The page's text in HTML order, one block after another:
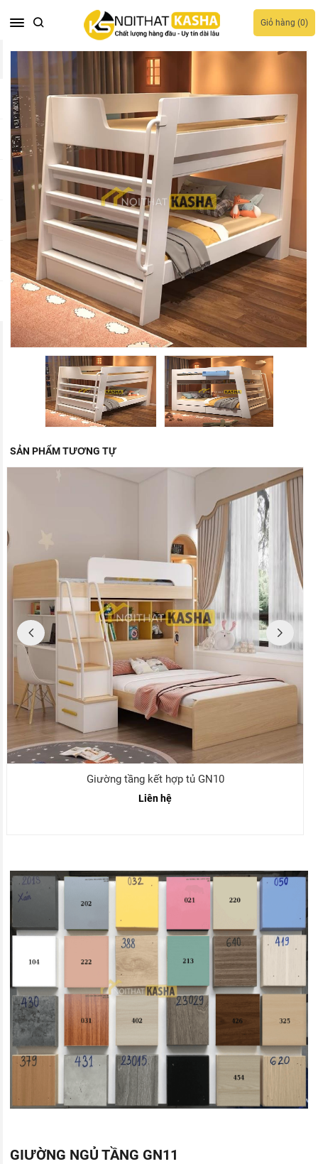
Giỏ hàng (0)
SẢN PHẨM TƯƠNG TỰ
Giường tầng kết hợp tủ GN10
Liên hệ
GIƯỜNG NGỦ TẦNG GN11